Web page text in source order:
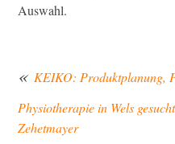
Auswahl.
Beitragsnavigation
KEIKO: Produktplanung,
Physiotherapie in Wels
Zehetmayer